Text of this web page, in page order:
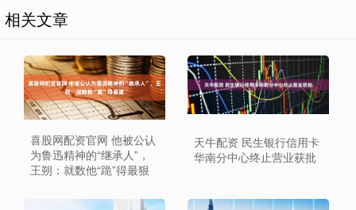
相关文章
喜股网配资官网 他被公认
为鲁迅精神的“继承人”，
王朔：就数他“跪”得最狠
天牛配资 民生银行信用卡
华南分中心终止营业获批